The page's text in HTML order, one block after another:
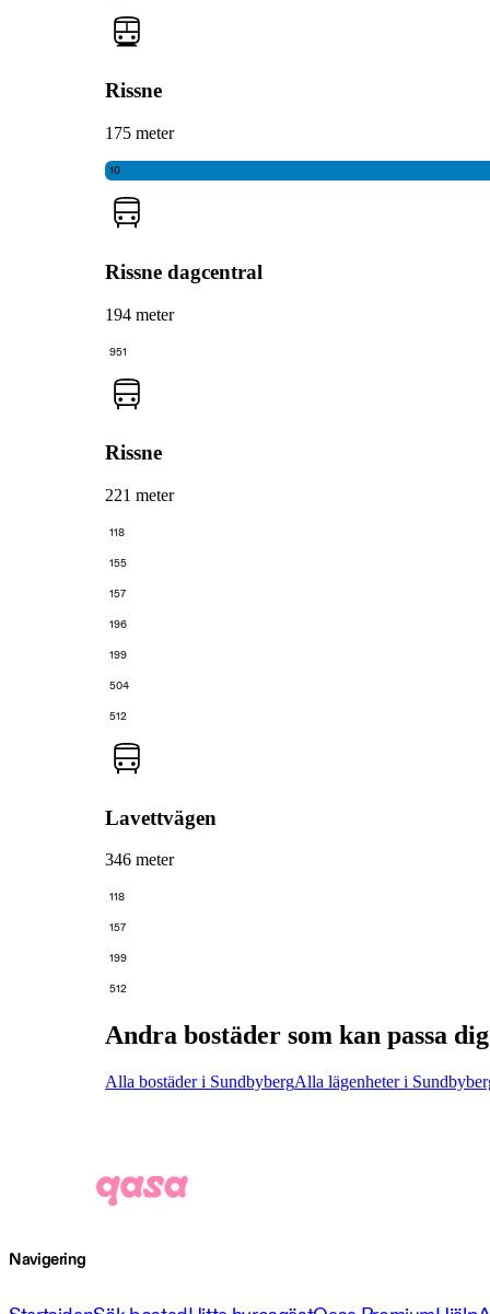
Rissne
175 meter
10
Rissne dagcentral
194 meter
951
Rissne
221 meter
118
155
157
196
199
504
512
Lavettvägen
346 meter
118
157
199
512
Andra bostäder som kan passa dig
Alla bostäder i SundbybergAlla lägenheter i
Navigering